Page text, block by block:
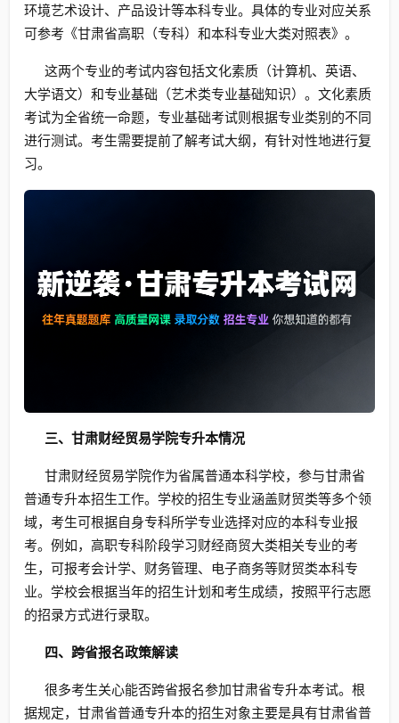
环境艺术设计、产品设计等本科专业。具体的专业对应关系
可参考《甘肃省高职（专科）和本科专业大类对照表》。
这两个专业的考试内容包括文化素质（计算机、英语、
大学语文）和专业基础（艺术类专业基础知识）。文化素质
考试为全省统一命题，专业基础考试则根据专业类别的不同
进行测试。考生需要提前了解考试大纲，有针对性地进行复
习。
三、甘肃财经贸易学院专升本情况
甘肃财经贸易学院作为省属普通本科学校，参与甘肃省
普通专升本招生工作。学校的招生专业涵盖财贸类等多个领
域，考生可根据自身专科所学专业选择对应的本科专业报
考。例如，高职专科阶段学习财经商贸大类相关专业的考
生，可报考会计学、财务管理、电子商务等财贸类本科专
业。学校会根据当年的招生计划和考生成绩，按照平行志愿
的招录方式进行录取。
四、跨省报名政策解读
很多考生关心能否跨省报名参加甘肃省专升本考试。根
据规定，甘肃省普通专升本的招生对象主要是具有甘肃省普